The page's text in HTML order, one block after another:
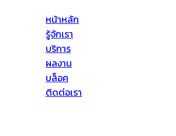
หน้าหลัก
รู้จักเรา
บริการ
ผลงาน
บล็อค
ติดต่อเรา